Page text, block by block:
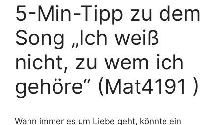
5-Min-Tipp zu dem
Song „Ich weiß
nicht, zu wem ich
gehöre“ (Mat4191 )
Wann immer es um Liebe geht, könnte ein